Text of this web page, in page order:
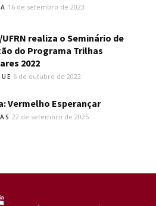
16 de setembro de 2023
UFRN realiza o Seminário de
do Programa Trilhas
2022
6 de outubro de 2022
Vermelho Esperançar
22 de setembro de 2025